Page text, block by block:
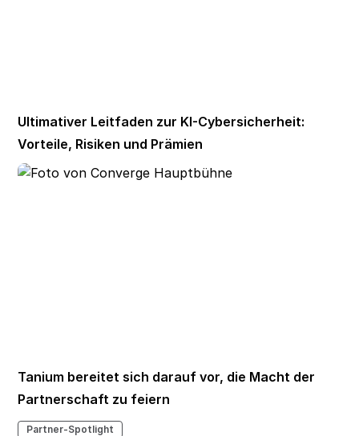
Ultimativer Leitfaden zur KI-Cybersicherheit:
Vorteile, Risiken und Prämien
Tanium bereitet sich darauf vor, die Macht der
Partnerschaft zu feiern
Partner-Spotlight